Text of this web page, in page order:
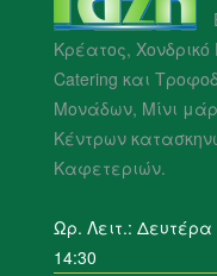
Κρέατος,
Catering και
Μονάδων, Μίνι
Κέντρων
Καφετεριών.
Ωρ. Λειτ.:
14:30